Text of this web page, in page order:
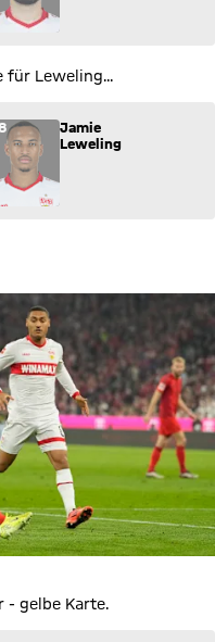
für Leweling...
für Jamie Leweling
Jamie
Leweling
- gelbe Karte.